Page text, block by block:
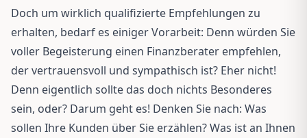
Doch um wirklich qualifizierte Empfehlungen zu
erhalten, bedarf es einiger Vorarbeit: Denn würden Sie
voller Begeisterung einen Finanzberater empfehlen,
der vertrauensvoll und sympathisch ist? Eher nicht!
Denn eigentlich sollte das doch nichts Besonderes
sein, oder? Darum geht es! Denken Sie nach: Was
sollen Ihre Kunden über Sie erzählen? Was ist an Ihnen